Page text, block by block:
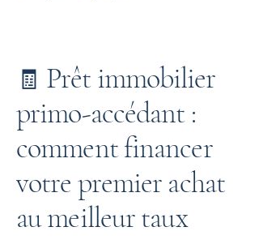
🧾 Prêt immobilier
primo-accédant :
comment financer
votre premier achat
au meilleur taux